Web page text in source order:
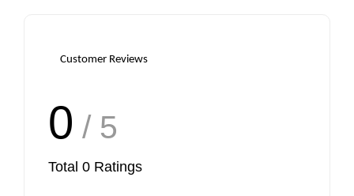
Customer Reviews
0 / 5
Total 0 Ratings